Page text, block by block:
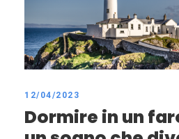
12/04/2023
Dormire in un